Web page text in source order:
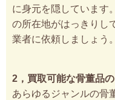
に身元を隠しています
の所在地がはっきりし
業者に依頼しましょう。
2，買取可能な骨董品
あらゆるジャンルの骨